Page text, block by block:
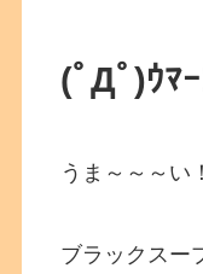
(ﾟДﾟ)ｳﾏ
うま～～～い
ブラックスー